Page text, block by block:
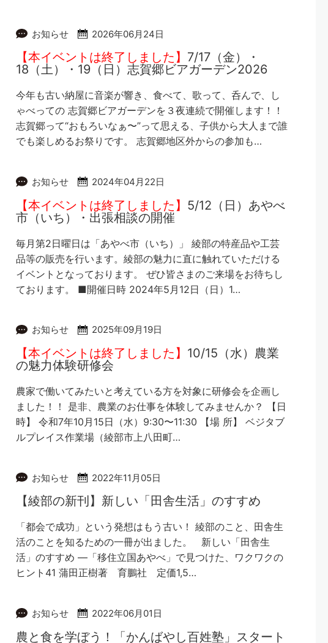
お知らせ 2026年06月24日
【本イベントは終了しました】 7/17（金）・
18（土）・19（日）志賀郷ビアガーデン2026
今年も古い納屋に音楽が響き、食べて、歌って、呑んで、し
ゃべっての 志賀郷ビアガーデンを３夜連続で開催します！！
志賀郷って“おもろいなぁ〜”って思える、子供から大人まで誰
でも楽しめるお祭りです。 志賀郷地区外からの参加も…
お知らせ 2024年04月22日
【本イベントは終了しました】 5/12（日）あやべ
市（いち）・出張相談の開催
毎月第2日曜日は「あやべ市（いち）」 綾部の特産品や工芸
品等の販売を行います。綾部の魅力に直に触れていただける
イベントとなっております。 ぜひ皆さまのご来場をお待ちし
ております。 ■開催日時 2024年5月12日（日）1…
お知らせ 2025年09月19日
【本イベントは終了しました】 10/15（水）農業
の魅力体験研修会
農家で働いてみたいと考えている方を対象に研修会を企画し
ました！！ 是非、農業のお仕事を体験してみませんか？ 【日
時】 令和7年10月15日（水）9:30〜11:30 【場 所】 ベジタブ
ルプレイス作業場（綾部市上八田町…
お知らせ 2022年11月05日
【綾部の新刊】新しい「田舎生活」のすすめ
「都会で成功」という発想はもう古い！ 綾部のこと、田舎生
活のことを知るための一冊が出ました。 新しい「田舎生
活」のすすめ ―「移住立国あやべ」で見つけた、ワクワクの
ヒント41 蒲田正樹著 育鵬社 定価1,5…
お知らせ 2022年06月01日
農と食を学ぼう！「かんばやし百姓塾」スタート